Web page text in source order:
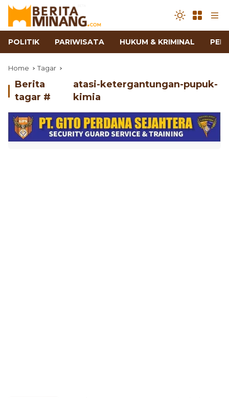
POLITIK PARIWISATA HUKUM & KRIMINAL
Home Tagar
Berita
tagar #
atasi-ketergantungan-pupuk-
kimia